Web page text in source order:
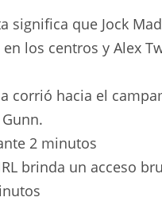
significa que Jock
en los centros y Alex
corrió hacia el
2 minutos
brinda un acceso